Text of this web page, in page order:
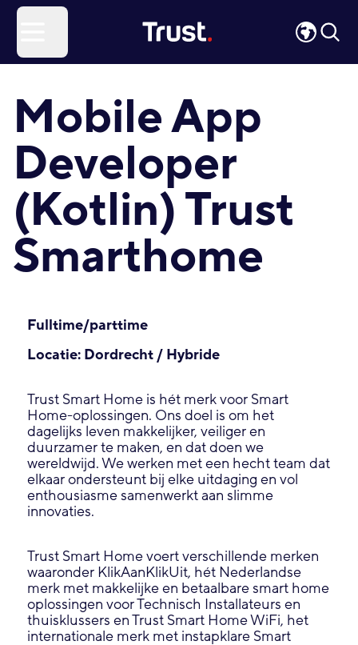
Mobile App
Developer
(Kotlin) Trust
Smarthome
Fulltime/parttime
Locatie: Dordrecht / Hybride
Trust Smart Home is hét merk voor Smart
Home-oplossingen. Ons doel is om het
dagelijks leven makkelijker, veiliger en
duurzamer te maken, en dat doen we
wereldwijd. We werken met een hecht team dat
elkaar ondersteunt bij elke uitdaging en vol
enthousiasme samenwerkt aan slimme
innovaties.
Trust Smart Home voert verschillende merken
waaronder KlikAanKlikUit, hét Nederlandse
merk met makkelijke en betaalbare smart home
oplossingen voor Technisch Installateurs en
thuisklussers en Trust Smart Home WiFi, het
internationale merk met instapklare Smart